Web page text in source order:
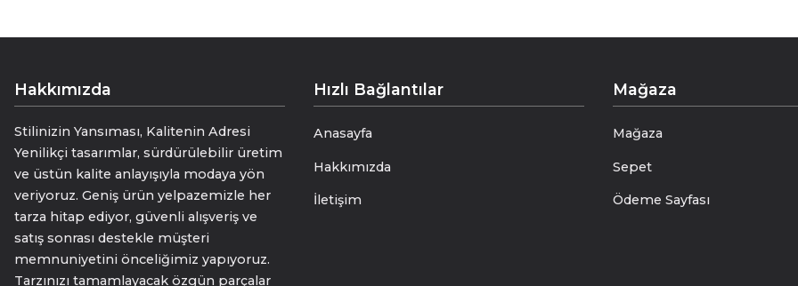
Hakkımızda
Stilinizin Yansıması, Kalitenin Adresi
Yenilikçi tasarımlar, sürdürülebilir üretim
ve üstün kalite anlayışıyla modaya yön
veriyoruz. Geniş ürün yelpazemizle her
tarza hitap ediyor, güvenli alışveriş ve
satış sonrası destekle müşteri
memnuniyetini önceliğimiz yapıyoruz.
Tarzınızı tamamlayacak özgün parçalar
Hızlı Bağlantılar
Anasayfa
Hakkımızda
İletişim
Mağaza
Mağaza
Sepet
Ödeme Sayfası